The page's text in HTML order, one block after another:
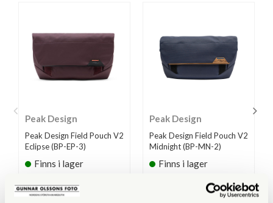
Peak Design
Peak Design Field Pouch V2
Eclipse (BP-EP-3)
Finns i lager
749 SEK
Peak Design
Peak Design Field Pouch V2
Midnight (BP-MN-2)
Finns i lager